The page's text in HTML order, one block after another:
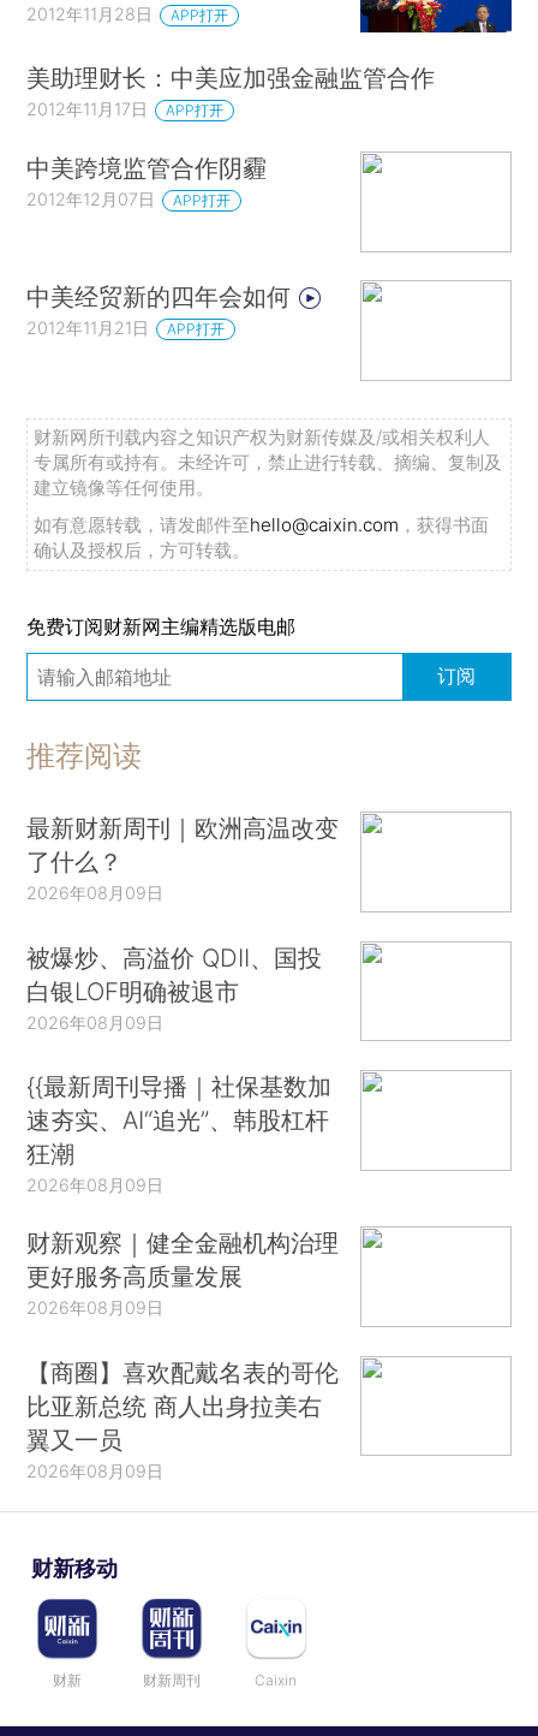
2012年11月28日 APP打开
美助理财长：中美应加强金融监管合作
2012年11月17日 APP打开
中美跨境监管合作阴霾
2012年12月07日 APP打开
中美经贸新的四年会如何
2012年11月21日 APP打开
财新网所刊载内容之知识产权为财新传媒及/或相关权利人
专属所有或持有。未经许可，禁止进行转载、摘编、复制及
建立镜像等任何使用。
如有意愿转载，请发邮件至hello@caixin.com ，获得书面
确认及授权后，方可转载。
免费订阅财新网主编精选版电邮
订阅
推荐阅读
最新财新周刊｜欧洲高温改变
了什么？
2026年08月09日
被爆炒、高溢价 QDII、国投
白银LOF明确被退市
2026年08月09日
{{最新周刊导播｜社保基数加
速夯实、AI“追光”、韩股杠杆
狂潮
2026年08月09日
财新观察｜健全金融机构治理
更好服务高质量发展
2026年08月09日
【商圈】喜欢配戴名表的哥伦
比亚新总统 商人出身拉美右
翼又一员
2026年08月09日
财新移动
财新 财新周刊 Caixin